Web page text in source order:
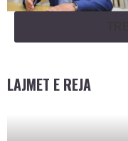
LAJMET E REJA